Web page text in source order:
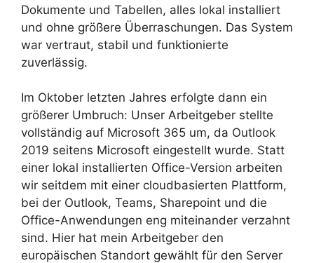
Dokumente und Tabellen, alles lokal installiert
und ohne größere Überraschungen. Das System
war vertraut, stabil und funktionierte
zuverlässig.
Im Oktober letzten Jahres erfolgte dann ein
größerer Umbruch: Unser Arbeitgeber stellte
vollständig auf Microsoft 365 um, da Outlook
2019 seitens Microsoft eingestellt wurde. Statt
einer lokal installierten Office-Version arbeiten
wir seitdem mit einer cloudbasierten Plattform,
bei der Outlook, Teams, Sharepoint und die
Office-Anwendungen eng miteinander verzahnt
sind. Hier hat mein Arbeitgeber den
europäischen Standort gewählt für den Server